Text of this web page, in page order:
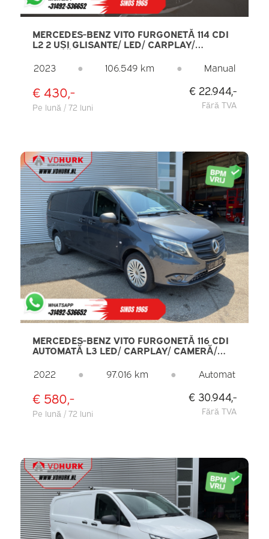
MERCEDES-BENZ VITO FURGONETĂ 114 CDI
L2 2 UȘI GLISANTE/ LED/ CARPLAY/
CONTROL/ JANTE DE 17” LMV/ CÂRLIG DE
REMORCARE
2023 ● 106.549 km ● Manual
€ 430,-
Pe lună / 72 luni
€ 22.944,-
Fără TVA
MERCEDES-BENZ VITO FURGONETĂ 116 CDI
AUTOMATĂ L3 LED/ CARPLAY/ CAMERĂ/
2022
● 97.016 km ● Automat
€ 580,-
Pe lună / 72 luni
€ 30.944,-
Fără TVA